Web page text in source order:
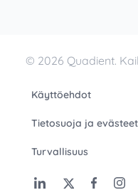
© 2026 Quadient.
Käyttöehdot
Tietosuoja ja evästeet
Turvallisuus